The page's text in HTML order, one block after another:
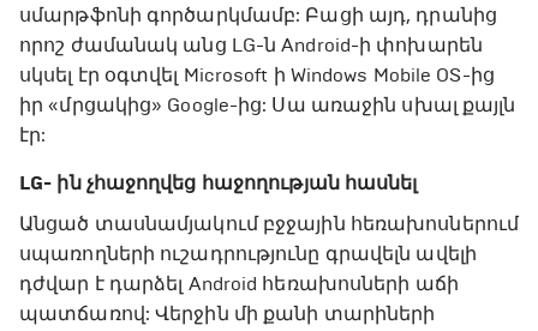
սմարթֆոնի գործարկմամբ: Բացի այդ, դրանից
որոշ ժամանակ անց LG-ն Android-ի փոխարեն
սկսել էր օգտվել Microsoft ի Windows Mobile OS-ից
իր «մրցակից» Google-ից: Սա առաջին սխալ քայլն
էր:
LG- ին չհաջողվեց հաջողության հասնել
Անցած տասնամյակում բջջային հեռախոսներում
սպառողների ուշադրությունը գրավելն ավելի
դժվար է դարձել Android հեռախոսների աճի
պատճառով: Վերջին մի քանի տարիների